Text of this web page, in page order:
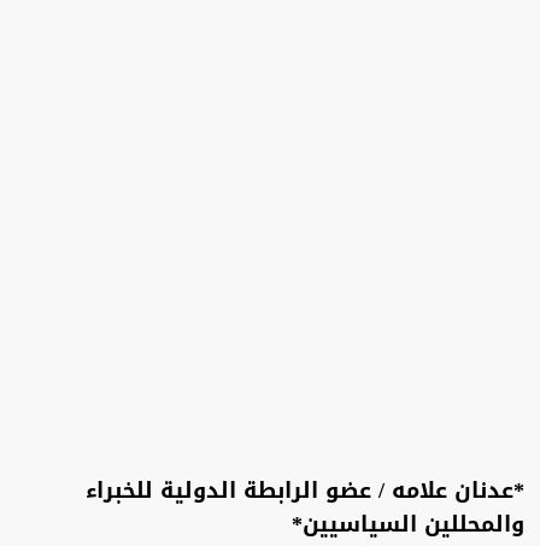
*عدنان علامه / عضو الرابطة الدولية للخبراء
والمحللين السياسيين*